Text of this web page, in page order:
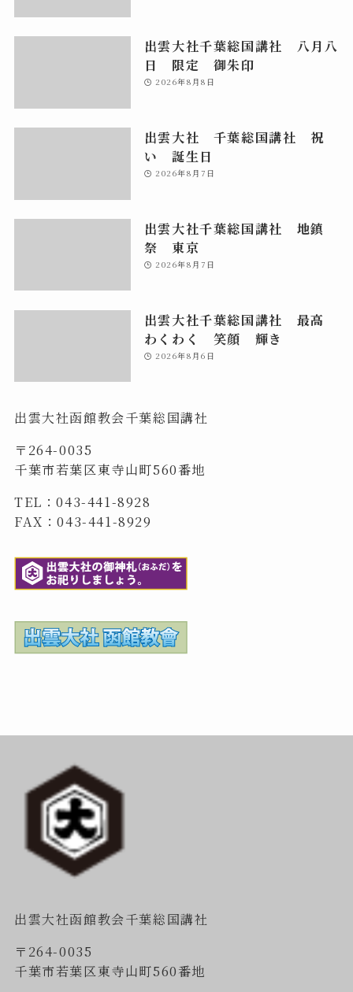
出雲大社千葉総国講社 八月八
日 限定 御朱印
2026年8月8日
出雲大社 千葉総国講社 祝
い 誕生日
2026年8月7日
出雲大社千葉総国講社 地鎮
祭 東京
2026年8月7日
出雲大社千葉総国講社 最高
わくわく 笑顔 輝き
2026年8月6日
出雲大社函館教会千葉総国講社
〒264-0035
千葉市若葉区東寺山町560番地
TEL：043-441-8928
FAX：043-441-8929
出雲大社函館教会千葉総国講社
〒264-0035
千葉市若葉区東寺山町560番地